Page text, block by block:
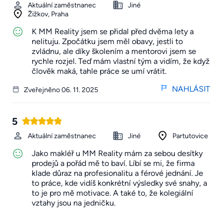
Aktuální zaměstnanec
Jiné
Žižkov, Praha
K MM Reality jsem se přidal před dvěma lety a
nelituju. Zpočátku jsem měl obavy, jestli to
zvládnu, ale díky školením a mentorovi jsem se
rychle rozjel. Teď mám vlastní tým a vidím, že když
člověk maká, tahle práce se umí vrátit.
Zveřejněno 06. 11. 2025 NAHLÁSIT
5
Aktuální zaměstnanec Jiné Partutovice
Jako makléř u MM Reality mám za sebou desítky
prodejů a pořád mě to baví. Líbí se mi, že firma
klade důraz na profesionalitu a férové jednání. Je
to práce, kde vidíš konkrétní výsledky své snahy, a
to je pro mě motivace. A také to, že kolegiální
vztahy jsou na jedničku.